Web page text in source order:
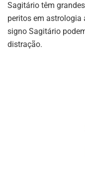
Sagitário têm
peritos em astrologia
signo Sagitário
distração.